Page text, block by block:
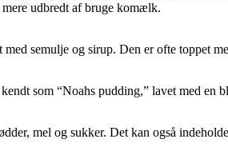
udbredt af bruge komælk.
semulje og sirup. Den er ofte toppet
som “Noahs pudding,” lavet med
mel og sukker. Det kan også